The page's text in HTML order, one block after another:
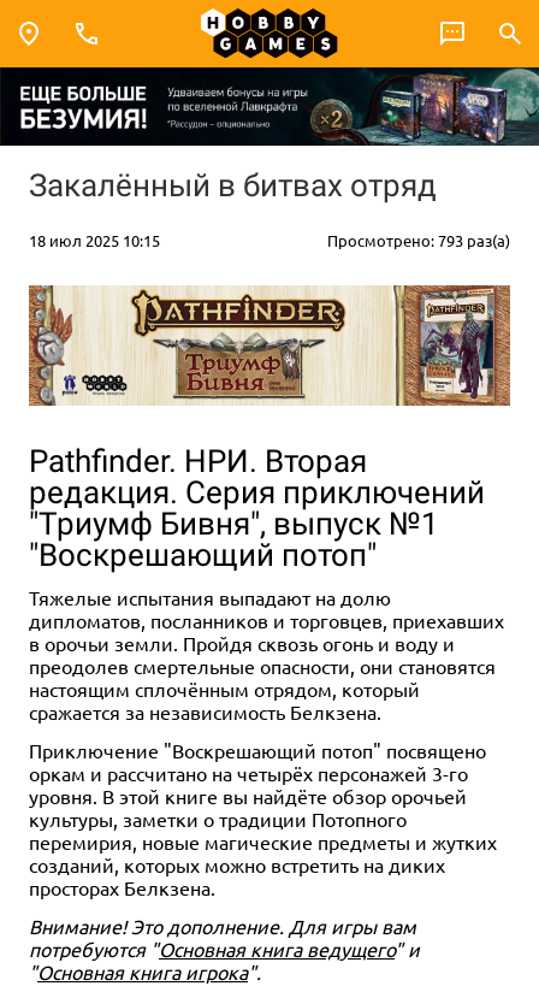
Закалённый в битвах отряд
18 июл 2025 10:15 Просмотрено: 793 раз(а)
Pathfinder. НРИ. Вторая
редакция. Серия приключений
"Триумф Бивня", выпуск №1
"Воскрешающий потоп"
Тяжелые испытания выпадают на долю
дипломатов, посланников и торговцев, приехавших
в орочьи земли. Пройдя сквозь огонь и воду и
преодолев смертельные опасности, они становятся
настоящим сплочённым отрядом, который
сражается за независимость Белкзена.
Приключение "Воскрешающий потоп" посвящено
оркам и рассчитано на четырёх персонажей 3-го
уровня. В этой книге вы найдёте обзор орочьей
культуры, заметки о традиции Потопного
перемирия, новые магические предметы и жутких
созданий, которых можно встретить на диких
просторах Белкзена.
Внимание! Это дополнение. Для игры вам
потребуются "Основная книга ведущего" и
"Основная книга игрока".